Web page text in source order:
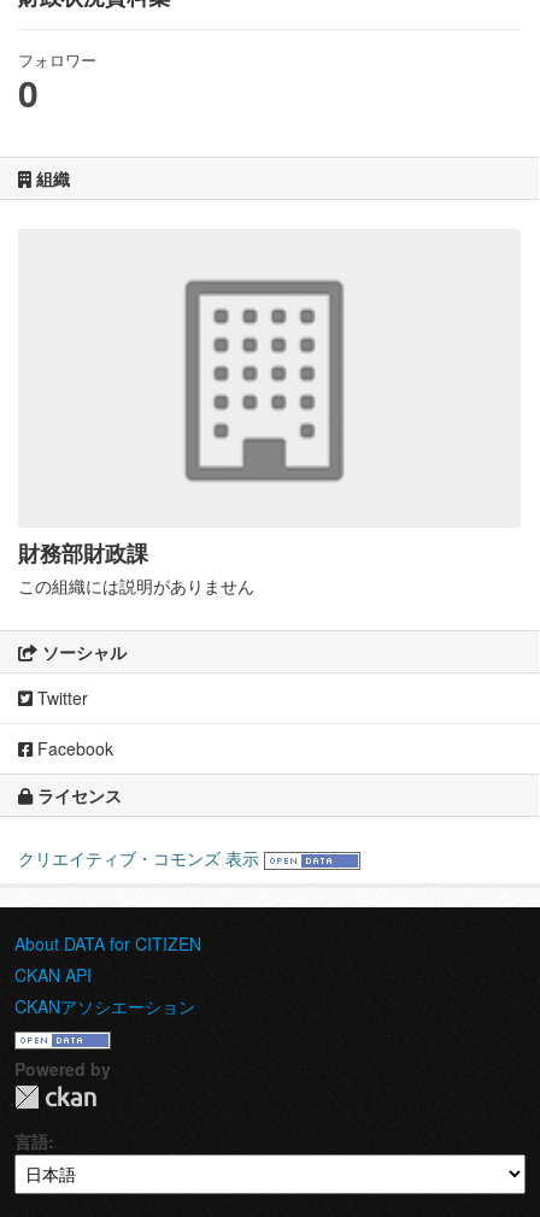
フォロワー
0
組織
財務部財政課
この組織には説明がありません
ソーシャル
Twitter
Facebook
ライセンス
クリエイティブ・コモンズ 表示
About DATA for CITIZEN
CKAN API
CKANアソシエーション
Powered by
言語